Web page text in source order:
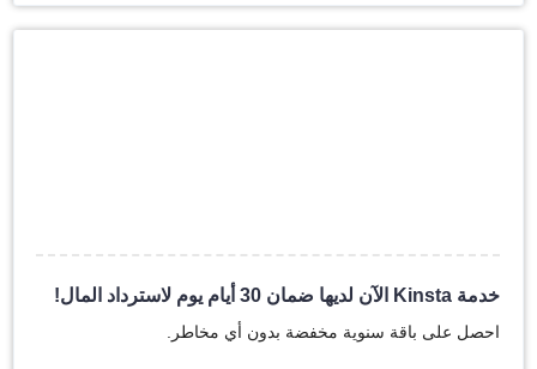
خدمة Kinsta الآن لديها ضمان 30 أيام يوم لاسترداد المال!
احصل على باقة سنوية مخفضة بدون أي مخاطر.